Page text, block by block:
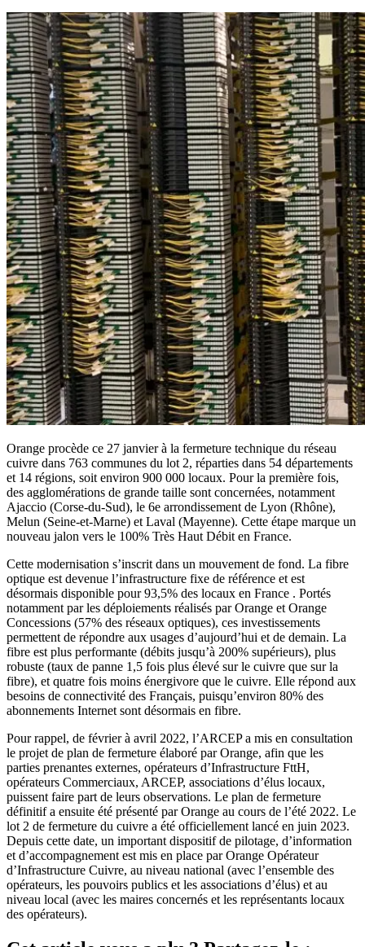
Orange procède ce 27 janvier à la fermeture technique du réseau
cuivre dans 763 communes du lot 2, réparties dans 54 départements
et 14 régions, soit environ 900 000 locaux. Pour la première fois,
des agglomérations de grande taille sont concernées, notamment
Ajaccio (Corse-du-Sud), le 6e arrondissement de Lyon (Rhône),
Melun (Seine-et-Marne) et Laval (Mayenne). Cette étape marque un
nouveau jalon vers le 100% Très Haut Débit en France.
Cette modernisation s’inscrit dans un mouvement de fond. La fibre
optique est devenue l’infrastructure fixe de référence et est
désormais disponible pour 93,5% des locaux en France . Portés
notamment par les déploiements réalisés par Orange et Orange
Concessions (57% des réseaux optiques), ces investissements
permettent de répondre aux usages d’aujourd’hui et de demain. La
fibre est plus performante (débits jusqu’à 200% supérieurs), plus
robuste (taux de panne 1,5 fois plus élevé sur le cuivre que sur la
fibre), et quatre fois moins énergivore que le cuivre. Elle répond aux
besoins de connectivité des Français, puisqu’environ 80% des
abonnements Internet sont désormais en fibre.
Pour rappel, de février à avril 2022, l’ARCEP a mis en consultation
le projet de plan de fermeture élaboré par Orange, afin que les
parties prenantes externes, opérateurs d’Infrastructure FttH,
opérateurs Commerciaux, ARCEP, associations d’élus locaux,
puissent faire part de leurs observations. Le plan de fermeture
définitif a ensuite été présenté par Orange au cours de l’été 2022. Le
lot 2 de fermeture du cuivre a été officiellement lancé en juin 2023.
Depuis cette date, un important dispositif de pilotage, d’information
et d’accompagnement est mis en place par Orange Opérateur
d’Infrastructure Cuivre, au niveau national (avec l’ensemble des
opérateurs, les pouvoirs publics et les associations d’élus) et au
niveau local (avec les maires concernés et les représentants locaux
des opérateurs).